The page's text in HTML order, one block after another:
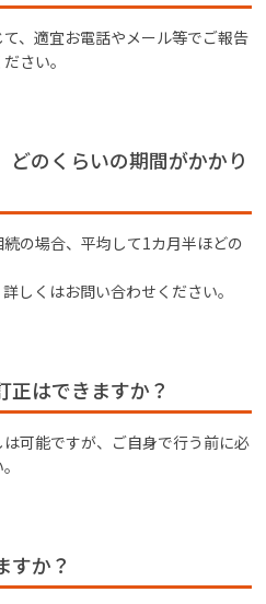
、適宜お電話やメール等でご報告
さい。
どのくらいの期間がかかり
の場合、平均して1カ月半ほどの
しくはお問い合わせください。
正はできますか？
可能ですが、ご自身で行う前に必
すか？